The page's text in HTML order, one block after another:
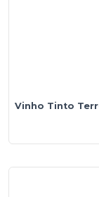
Vinho Tinto